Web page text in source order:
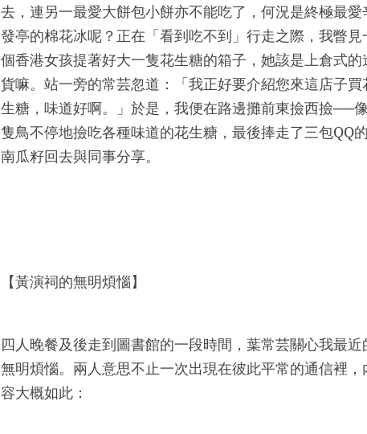
去，連另一最愛大餅包小餅亦不能吃了，何況是終極最愛
發亭的棉花冰呢？正在「看到吃不到」行走之際，我瞥見
個香港女孩提著好大一隻花生糖的箱子，她該是上倉式的
貨嘛。站一旁的常芸忽道：「我正好要介紹您來這店子買
生糖，味道好啊。」於是，我便在路邊攤前東撿西撿──像
隻鳥不停地撿吃各種味道的花生糖，最後捧走了三包QQ的
南瓜籽回去與同事分享。
【黃演祠的無明煩惱】
四人晚餐及後走到圖書館的一段時間，葉常芸關心我最近
無明煩惱。兩人意思不止一次出現在彼此平常的通信裡，
容大概如此：